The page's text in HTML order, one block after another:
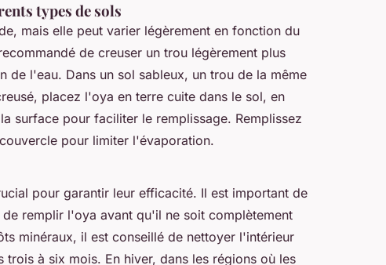
types de sols
mais elle peut varier légèrement en fonction du
de creuser un trou légèrement plus
l'eau. Dans un sol sableux, un trou de la même
placez l'oya en terre cuite dans le sol, en
surface pour faciliter le remplissage. Remplissez
pour limiter l'évaporation.
pour garantir leur efficacité. Il est important de
remplir l'oya avant qu'il ne soit complètement
minéraux, il est conseillé de nettoyer l'intérieur
à six mois. En hiver, dans les régions où les